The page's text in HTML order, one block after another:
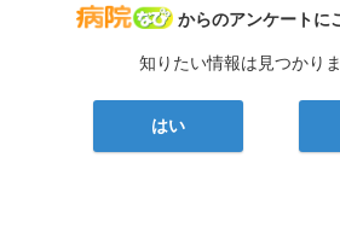
病院なび
からのアンケートに
知りたい情報は見つかり
はい